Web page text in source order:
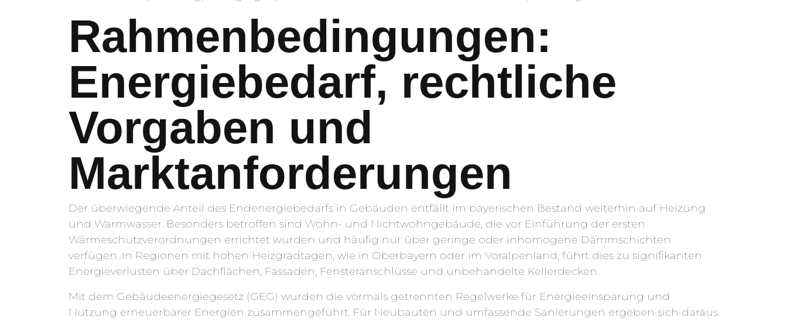
Rahmenbedingungen:
Energiebedarf, rechtliche
Vorgaben und
Marktanforderungen
Der überwiegende Anteil des Endenergiebedarfs in Gebäuden entfällt im bayerischen Bestand weiterhin auf Heizung
und Warmwasser. Besonders betroffen sind Wohn- und Nichtwohngebäude, die vor Einführung der ersten
Wärmeschutzverordnungen errichtet wurden und häufig nur über geringe oder inhomogene Dämmschichten
verfügen. In Regionen mit hohen Heizgradtagen, wie in Oberbayern oder im Voralpenland, führt dies zu signifikanten
Energieverlusten über Dachflächen, Fassaden, Fensteranschlüsse und unbehandelte Kellerdecken.
Mit dem Gebäudeenergiegesetz (GEG) wurden die vormals getrennten Regelwerke für Energieeinsparung und
Nutzung erneuerbarer Energien zusammengeführt. Für Neubauten und umfassende Sanierungen ergeben sich daraus